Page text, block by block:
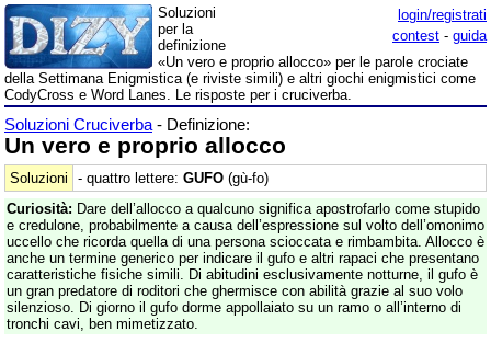
login/registrati
contest - guida
Soluzioni
per la
definizione
«Un vero e proprio allocco» per le parole crociate
della Settimana Enigmistica (e riviste simili) e altri giochi enigmistici come
CodyCross e Word Lanes. Le risposte per i cruciverba.
Soluzioni Cruciverba - Definizione:
Un vero e proprio allocco
Soluzioni - quattro lettere: GUFO (gù-fo)
Curiosità: Dare dell’allocco a qualcuno significa apostrofarlo come stupido
e credulone, probabilmente a causa dell’espressione sul volto dell’omonimo
uccello che ricorda quella di una persona scioccata e rimbambita. Allocco è
anche un termine generico per indicare il gufo e altri rapaci che presentano
caratteristiche fisiche simili. Di abitudini esclusivamente notturne, il gufo è
un gran predatore di roditori che ghermisce con abilità grazie al suo volo
silenzioso. Di giorno il gufo dorme appollaiato su un ramo o all’interno di
tronchi cavi, ben mimetizzato.